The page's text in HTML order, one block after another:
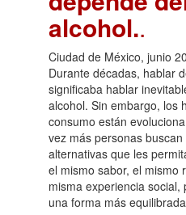
alcohol..
Ciudad de México, junio
Durante décadas, hablar
significaba hablar
alcohol. Sin embargo, los
consumo están
vez más personas buscan
alternativas que les
el mismo sabor, el mismo
misma experiencia social,
una forma más